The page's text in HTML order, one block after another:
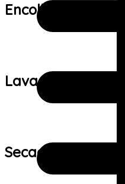
Encolhimento:
Lavagem:
Secagem: